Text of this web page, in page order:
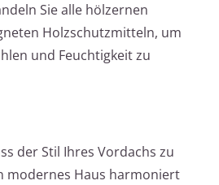
Sie alle hölzernen
Holzschutzmitteln, um
und Feuchtigkeit zu
der Stil Ihres Vordachs zu
modernes Haus harmoniert